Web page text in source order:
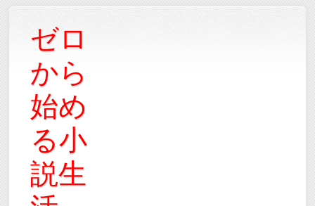
ゼロ
から
始め
る小
説生